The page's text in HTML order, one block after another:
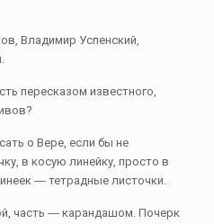
Владимир Успенский,
пересказом известного,
о Вере, если бы не
в косую линейку, просто в
― тетрадные листочки.
часть ― карандашом. Почерк